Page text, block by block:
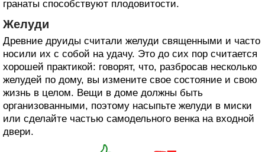
гранаты способствуют плодовитости.
Желуди
Древние друиды считали желуди священными и часто
носили их с собой на удачу. Это до сих пор считается
хорошей практикой: говорят, что, разбросав несколько
желудей по дому, вы измените свое состояние и свою
жизнь в целом. Вещи в доме должны быть
организованными, поэтому насыпьте желуди в миски
или сделайте частью самодельного венка на входной
двери.